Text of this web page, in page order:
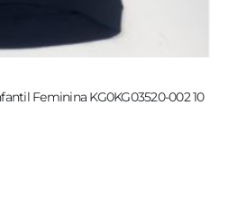
10
Moletom Tommy Hilfiger